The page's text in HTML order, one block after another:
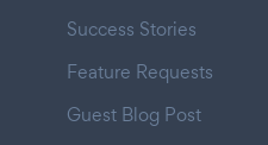
Success Stories
Feature Requests
Guest Blog Post